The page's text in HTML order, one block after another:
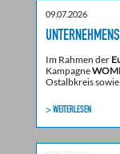
09.07.2026
Im Rahmen der
Kampagne
Ostalbkreis
> WEITERLESEN